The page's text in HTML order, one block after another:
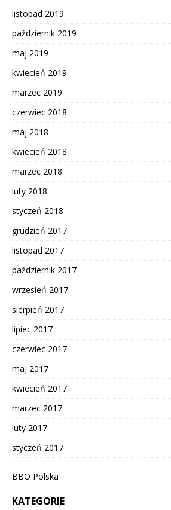
listopad 2019
październik 2019
maj 2019
kwiecień 2019
marzec 2019
czerwiec 2018
maj 2018
kwiecień 2018
marzec 2018
luty 2018
styczeń 2018
grudzień 2017
listopad 2017
październik 2017
wrzesień 2017
sierpień 2017
lipiec 2017
czerwiec 2017
maj 2017
kwiecień 2017
marzec 2017
luty 2017
styczeń 2017
BBO Polska
KATEGORIE